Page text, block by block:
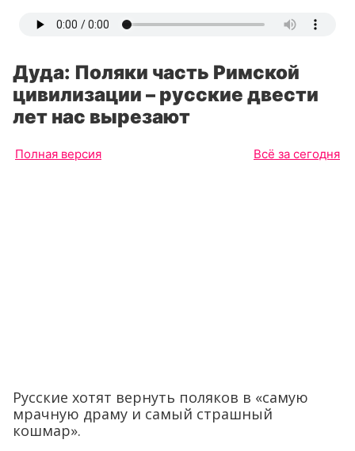
Дуда: Поляки часть Римской
цивилизации – русские двести
лет нас вырезают
Полная версия Всё за сегодня
Русские хотят вернуть поляков в «самую
мрачную драму и самый страшный
кошмар».